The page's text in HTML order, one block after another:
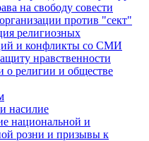
на свободу совести
против "сект"
религиозных
и конфликты со СМИ
нравственности
о религии и обществе
насилие
национальной и
розни и призывы к